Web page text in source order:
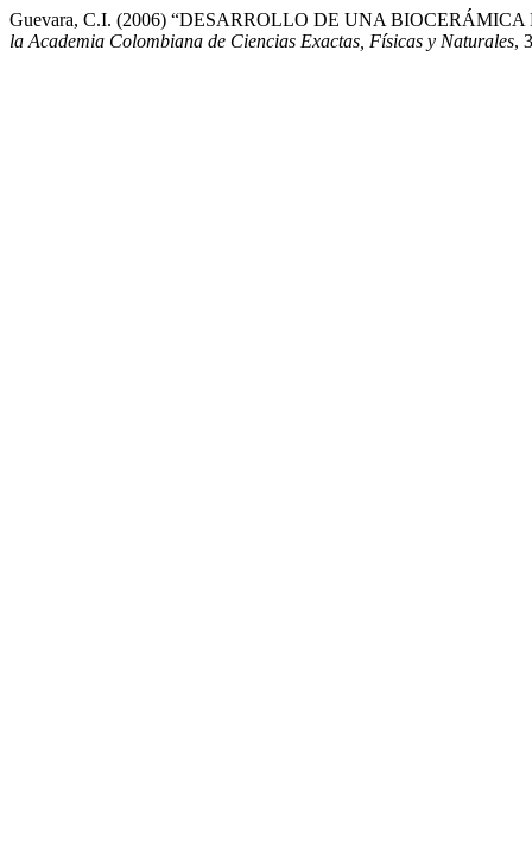
Guevara, C.I. (2006) “DESARROLLO DE UNA
la Academia Colombiana de Ciencias Exactas, Físicas y Naturales,